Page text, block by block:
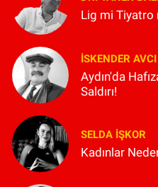
Lig mi Tiyatro
İSKENDER AVCI
Aydın'da
Saldırı!
SELDA İŞKOR
Kadınlar